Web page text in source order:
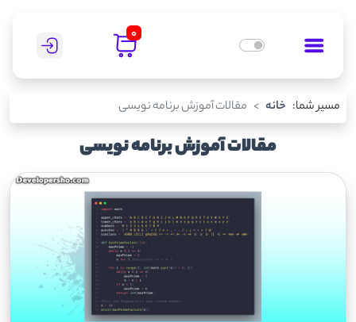
0
مسیر شما: خانه مقالات آموزش برنامه نویسی
مقالات آموزش برنامه نویسی